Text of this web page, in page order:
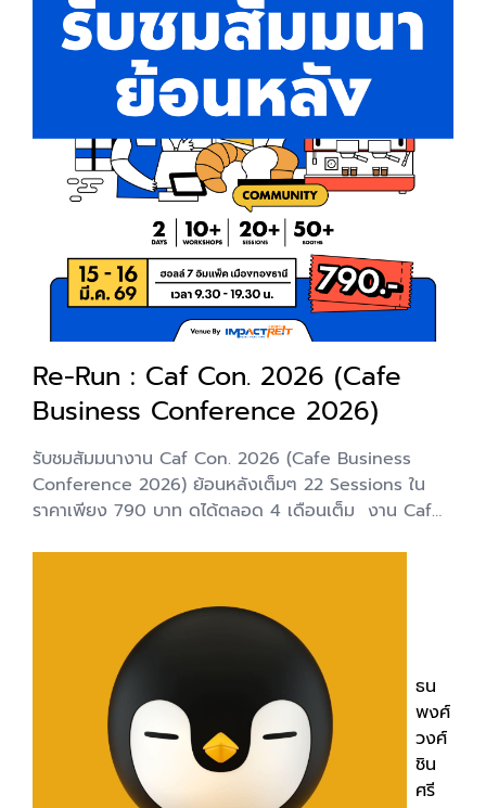
Re-Run : Caf Con. 2026 (Cafe
Business Conference 2026)
รับชมสัมมนางาน Caf Con. 2026 (Cafe Business
Conference 2026) ย้อนหลังเต็มๆ 22 Sessions ใน
ราคาเพียง 790 บาท ดูได้ตลอด 4 เดือนเต็ม งาน Caf
ต้องไม่พลาดเพื่อยกระดับหรือสร้างธุรกิจ ไม่ว่าจะเป็น 1.
The Cafe Bible เริ่มธุรกิจคาเฟ่ยังไงให้รอดตั้งแต่ก้าวแรก
- โดย คุณตูนเจ้าของร้าน Bluetamp Cafe 2. 2026
Digital Marketing Trends for Cafe : ทำการตลาด
ออนไลน์ร้านคาเฟ่ยังไงในปี 2026 - โดย คุณแบงค์
Content Shifu 3. Kitchen with no Chef ขายอาหารใน
ร้านคาเฟ่โดยไม่ต้องมีเชฟ - โดย คุณภูมิทร์ JAGOTA และ
คุณตูน เจ้าของร้าน Bluetamp Cafe 4. The Real Story
ธน
พงศ์
วงศ์
ชิน
ศรี